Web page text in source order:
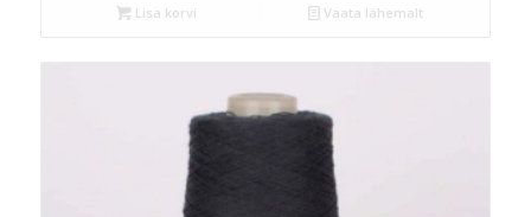
Lisa korvi Vaata lähemalt